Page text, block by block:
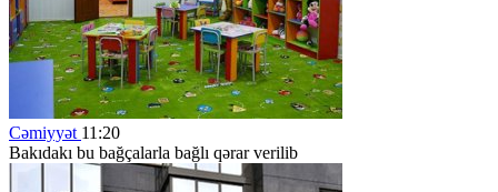
Cəmiyyət 11:20
Bakıdakı bu bağçalarla bağlı qərar verilib